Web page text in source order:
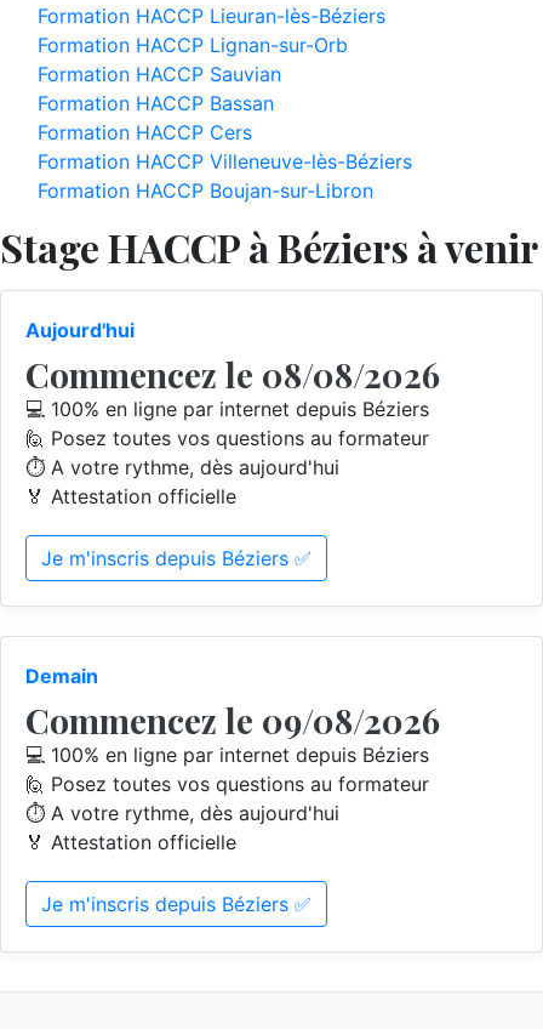
Formation HACCP Lieuran-lès-Béziers
Formation HACCP Lignan-sur-Orb
Formation HACCP Sauvian
Formation HACCP Bassan
Formation HACCP Cers
Formation HACCP Villeneuve-lès-Béziers
Formation HACCP Boujan-sur-Libron
Stage HACCP à Béziers à venir
Aujourd'hui
Commencez le 08/08/2026
💻 100% en ligne par internet depuis Béziers
🙋 Posez toutes vos questions au formateur
⏱️ A votre rythme, dès aujourd'hui
🏅 Attestation officielle
Je m'inscris depuis Béziers ✅
Demain
Commencez le 09/08/2026
💻 100% en ligne par internet depuis Béziers
🙋 Posez toutes vos questions au formateur
⏱️ A votre rythme, dès aujourd'hui
🏅 Attestation officielle
Je m'inscris depuis Béziers ✅